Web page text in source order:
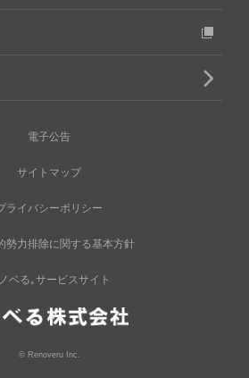
電子公告
サイトマップ
ライバシーポリシー
勢力排除に関する基本方針
ベる｡サービスサイト
© Renoveru Inc.